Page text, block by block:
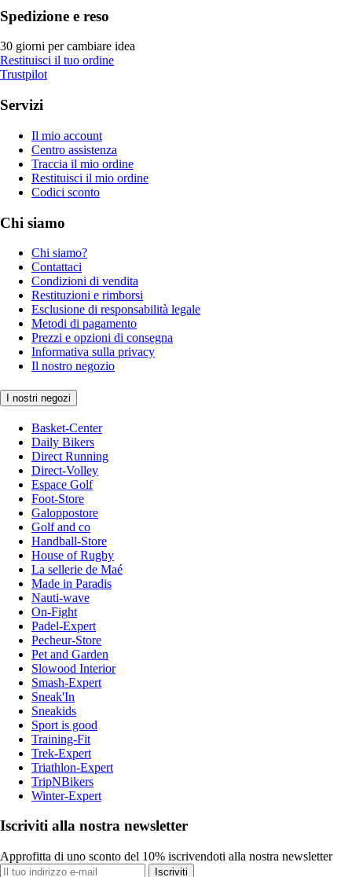
Spedizione e reso
30 giorni per cambiare idea
Restituisci il tuo ordine
Trustpilot
Servizi
Il mio account
Centro assistenza
Traccia il mio ordine
Restituisci il mio ordine
Codici sconto
Chi siamo
Chi siamo?
Contattaci
Condizioni di vendita
Restituzioni e rimborsi
Esclusione di responsabilità legale
Metodi di pagamento
Prezzi e opzioni di consegna
Informativa sulla privacy
Il nostro negozio
I nostri negozi
Basket-Center
Daily Bikers
Direct Running
Direct-Volley
Espace Golf
Foot-Store
Galoppostore
Golf and co
Handball-Store
House of Rugby
La sellerie de Maé
Made in Paradis
Nauti-wave
On-Fight
Padel-Expert
Pecheur-Store
Pet and Garden
Slowood Interior
Smash-Expert
Sneak'In
Sneakids
Sport is good
Training-Fit
Trek-Expert
Triathlon-Expert
TripNBikers
Winter-Expert
Iscriviti alla nostra newsletter
Approfitta di uno sconto del 10% iscrivendoti alla nostra newsletter
Iscriviti